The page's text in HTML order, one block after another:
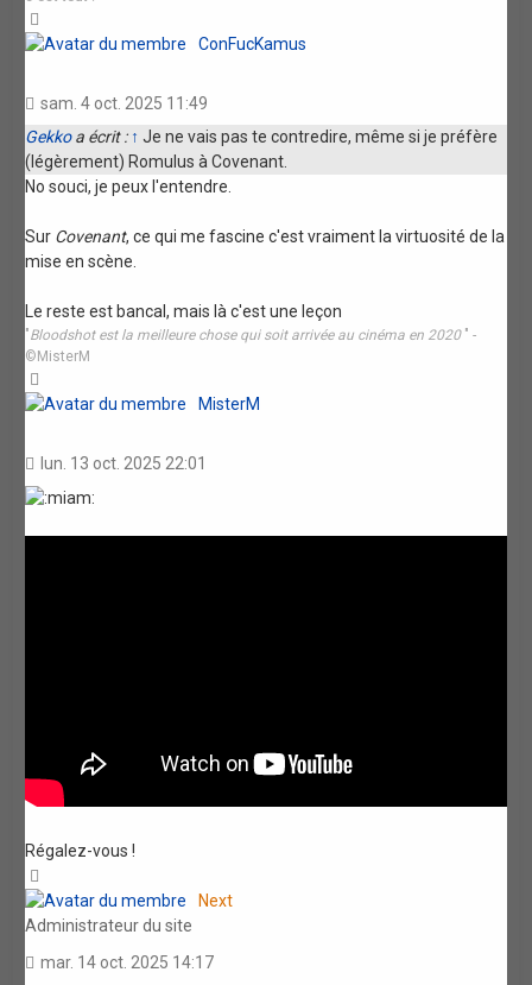
ConFucKamus
sam. 4 oct. 2025 11:49
Gekkoa écrit : ↑ Je ne vais pas te contredire, même si je préfère
(légèrement) Romulus à Covenant.
No souci, je peux l'entendre.
Sur Covenant, ce qui me fascine c'est vraiment la virtuosité de la
mise en scène.
Le reste est bancal, mais là c'est une leçon
"Bloodshot est la meilleure chose qui soit arrivée au cinéma en 2020 " -
©MisterM
MisterM
lun. 13 oct. 2025 22:01
Régalez-vous !
Next
Administrateur du site
mar. 14 oct. 2025 14:17